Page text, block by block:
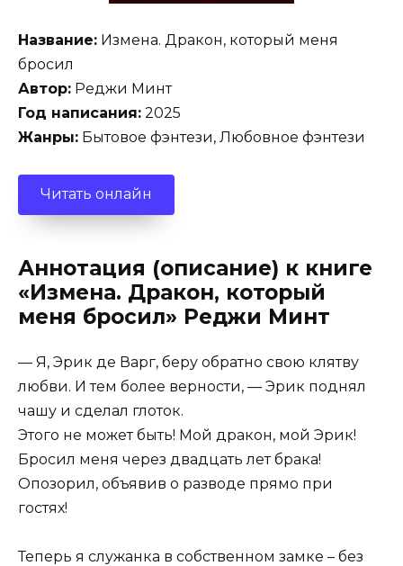
Название: Измена. Дракон, который меня
бросил
Автор: Реджи Минт
Год написания: 2025
Жанры: Бытовое фэнтези, Любовное фэнтези
Читать онлайн
Аннотация (описание) к книге
«Измена. Дракон, который
меня бросил» Реджи Минт
— Я, Эрик де Варг, беру обратно свою клятву
любви. И тем более верности, — Эрик поднял
чашу и сделал глоток.
Этого не может быть! Мой дракон, мой Эрик!
Бросил меня через двадцать лет брака!
Опозорил, объявив о разводе прямо при
гостях!
Теперь я служанка в собственном замке – без